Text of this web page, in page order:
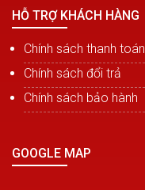
HỖ TRỢ KHÁCH HÀNG
Chính sách thanh toán
Chính sách đổi trả
Chính sách bảo hành
GOOGLE MAP